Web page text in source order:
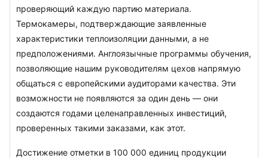
проверяющий каждую партию материала.
Термокамеры, подтверждающие заявленные
характеристики теплоизоляции данными, а не
предположениями. Англоязычные программы обучения,
позволяющие нашим руководителям цехов напрямую
общаться с европейскими аудиторами качества. Эти
возможности не появляются за один день — они
создаются годами целенаправленных инвестиций,
проверенных такими заказами, как этот.
Достижение отметки в 100 000 единиц продукции